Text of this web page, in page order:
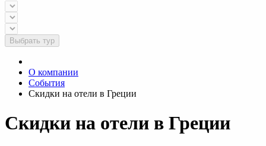
Выбрать тур
О компании
События
Скидки на отели в Греции
Скидки на отели в Греции